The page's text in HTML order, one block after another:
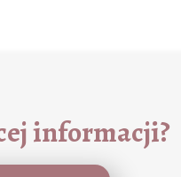
informacji?